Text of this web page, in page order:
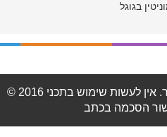
בגוגל
© 2016 כל הזכויות שמורות לבעלי האתר. אין לעשות שימוש בתכני
הסכמה בכתב